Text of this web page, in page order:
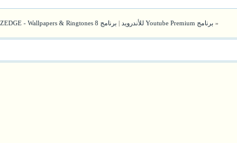
« برنامج Youtube Premium للأندرويد | برنامج ZEDGE - Wallpapers & Ringtones 8 للأندرويد